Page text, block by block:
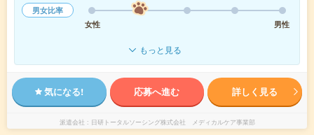
男女比率
女性
男性
もっと見る
気になる! 応募へ進む 詳しく見る
派遣会社 日研トータルソーシング株式会社 メディカルケア事業部